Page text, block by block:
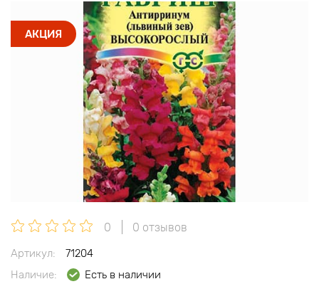
АКЦИЯ
0 0 отзывов
Артикул:
71204
Наличие:
Есть в наличии